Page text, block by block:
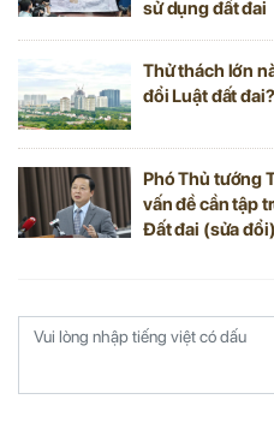
sử dụng đất đai
Thử thách lớn
đổi Luật đất đai?
Phó Thủ tướng
vấn đề cần tập
Đất đai (sửa